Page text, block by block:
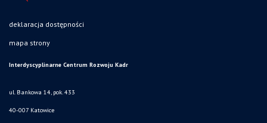
deklaracja dostępności
mapa strony
Interdyscyplinarne Centrum Rozwoju Kadr
ul. Bankowa 14, pok. 433
40-007 Katowice